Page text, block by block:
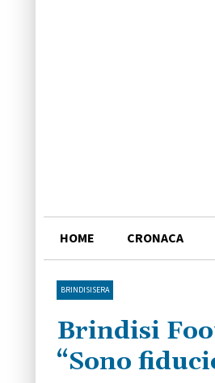
HOME CRONACA
BRINDISISERA
Brindisi
“Sono